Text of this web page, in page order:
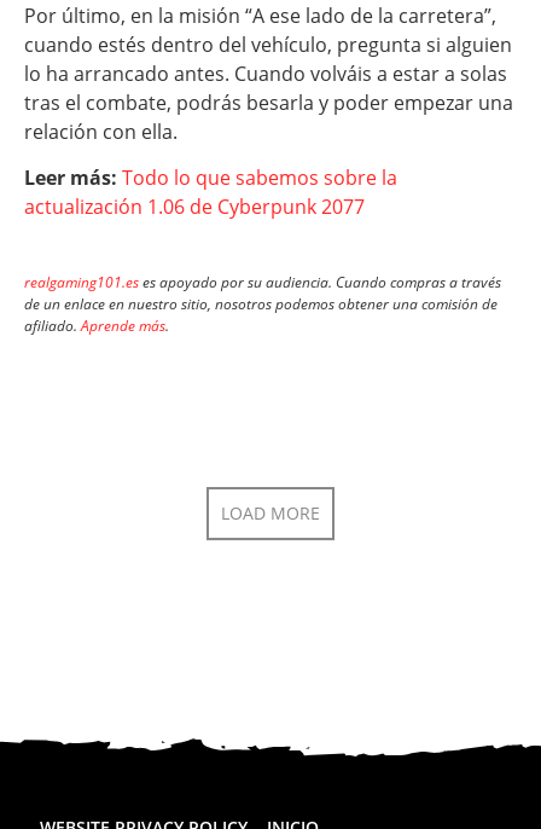
Por último, en la misión “A ese lado de la carretera”,
cuando estés dentro del vehículo, pregunta si alguien
lo ha arrancado antes. Cuando volváis a estar a solas
tras el combate, podrás besarla y poder empezar una
relación con ella.
Leer más: Todo lo que sabemos sobre la
actualización 1.06 de Cyberpunk 2077
realgaming101.eses apoyado por su audiencia. Cuando compras a través
de un enlace en nuestro sitio, nosotros podemos obtener una comisión de
afiliado.Aprende más.
LOAD MORE